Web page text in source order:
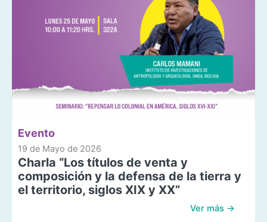
Evento
19 de Mayo de 2026
Charla “Los títulos de venta y
composición y la defensa de la tierra y
el territorio, siglos XIX y XX”
Ver más →